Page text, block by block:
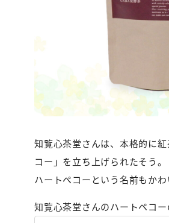
知覧心茶堂さんは、本格的に
コー」を立ち上げられたそう。
ハートぺコーという名前もか
知覧心茶堂さんのハートペコ